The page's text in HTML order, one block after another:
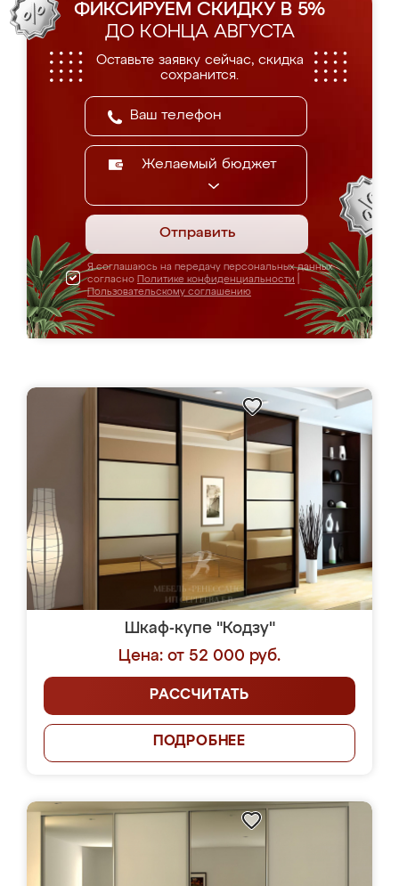
ФИКСИРУЕМ СКИДКУ В 5%
ДО КОНЦА АВГУСТА
Оставьте заявку сейчас, скидка
сохранится.
Желаемый бюджет
Отправить
Я соглашаюсь на передачу персональных данных
согласно Политике конфиденциальности
Пользовательскому соглашению
Шкаф-купе "Кодзу"
Цена: от 52 000 руб.
РАССЧИТАТЬ
ПОДРОБНЕЕ